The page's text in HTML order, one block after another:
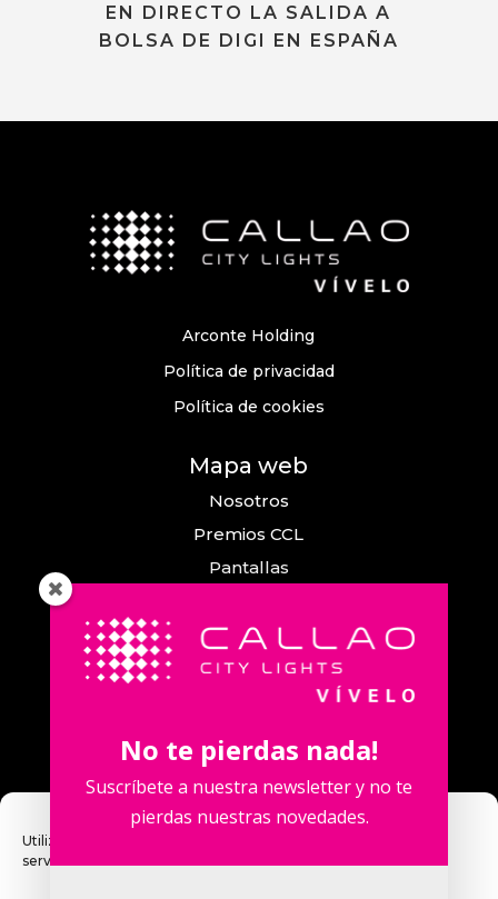
Utilizamos cookies para optimizar nuestro sitio web y nuestro
servicio.
EN DIRECTO LA SALIDA A
BOLSA DE DIGI EN ESPAÑA
Arconte Holding
Política de privacidad
Política de cookies
Mapa web
Nosotros
Premios CCL
Pantallas
Comunicación
Callao City Arts
Contacta con nosotros
No te pierdas nada!
Suscríbete a nuestra newsletter y no te
pierdas nuestras novedades.